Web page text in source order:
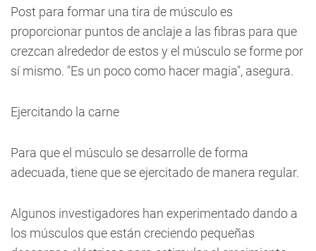
Post para formar una tira de músculo es
proporcionar puntos de anclaje a las fibras para que
crezcan alrededor de estos y el músculo se forme por
sí mismo. "Es un poco como hacer magia", asegura.
Ejercitando la carne
Para que el músculo se desarrolle de forma
adecuada, tiene que se ejercitado de manera regular.
Algunos investigadores han experimentado dando a
los músculos que están creciendo pequeñas